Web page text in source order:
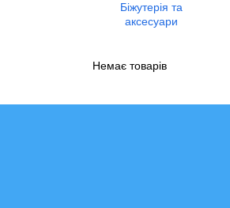
Біжутерія та
аксесуари
Немає товарів